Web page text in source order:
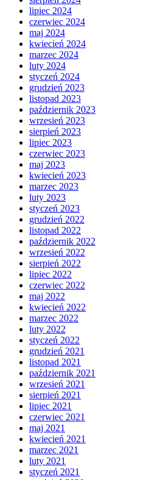
lipiec 2024
czerwiec 2024
maj 2024
kwiecień 2024
marzec 2024
luty 2024
styczeń 2024
grudzień 2023
listopad 2023
październik 2023
wrzesień 2023
sierpień 2023
lipiec 2023
czerwiec 2023
maj 2023
kwiecień 2023
marzec 2023
luty 2023
styczeń 2023
grudzień 2022
listopad 2022
październik 2022
wrzesień 2022
sierpień 2022
lipiec 2022
czerwiec 2022
maj 2022
kwiecień 2022
marzec 2022
luty 2022
styczeń 2022
grudzień 2021
listopad 2021
październik 2021
wrzesień 2021
sierpień 2021
lipiec 2021
czerwiec 2021
maj 2021
kwiecień 2021
marzec 2021
luty 2021
styczeń 2021